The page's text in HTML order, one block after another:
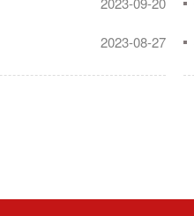
2023-08-27